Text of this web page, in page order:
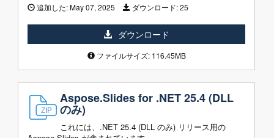
追加した:May 07, 2025 ダウンロード:25
ダウンロード
ファイルサイズ: 116.45MB
Aspose.Slides for .NET 25.4 (DLL
のみ)
これには、.NET 25.4 (DLL のみ) リリース用の